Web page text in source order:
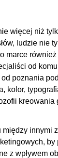
więcej niż
ludzie nie
marce
od
poznania
kolor,
kreowania
innymi
z wpływem